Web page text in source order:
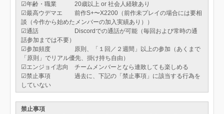
☑︎年齢・職業 20歳以上 or 社会人経験あり
☑︎最高ウデマエ 前作S+〜X2200（前作未プレイの場合には要相
談（今作から始めたメンバーの加入実績あり））
☑︎通話 Discordでの通話が可能（毎回および常時の通
話参加までは不要）
☑︎参加頻度 原則、「１回／２週間」以上の参加（あくまで
「原則」でリアル優先、掛け持ち自由）
☑︎エンジョイ志向 チームメンバーとなら連敗しても楽しめる
☑︎禁止事項 過去に、下記の「禁止事項」に該当する行為を
していない
禁止事項